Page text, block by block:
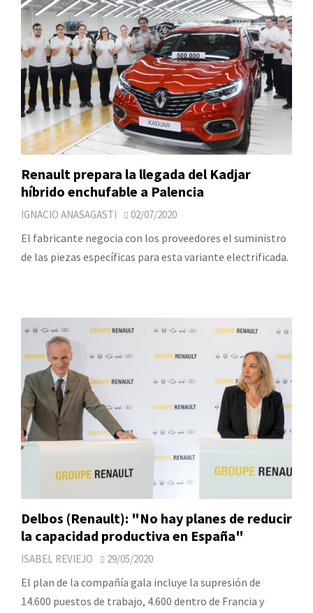
Renault prepara la llegada del Kadjar
híbrido enchufable a Palencia
IGNACIO ANASAGASTI 02/07/2020
El fabricante negocia con los proveedores el suministro
de las piezas específicas para esta variante electrificada.
Delbos (Renault): "No hay planes de reducir
la capacidad productiva en España"
ISABEL REVIEJO 29/05/2020
El plan de la compañía gala incluye la supresión de
14.600 puestos de trabajo, 4.600 dentro de Francia y